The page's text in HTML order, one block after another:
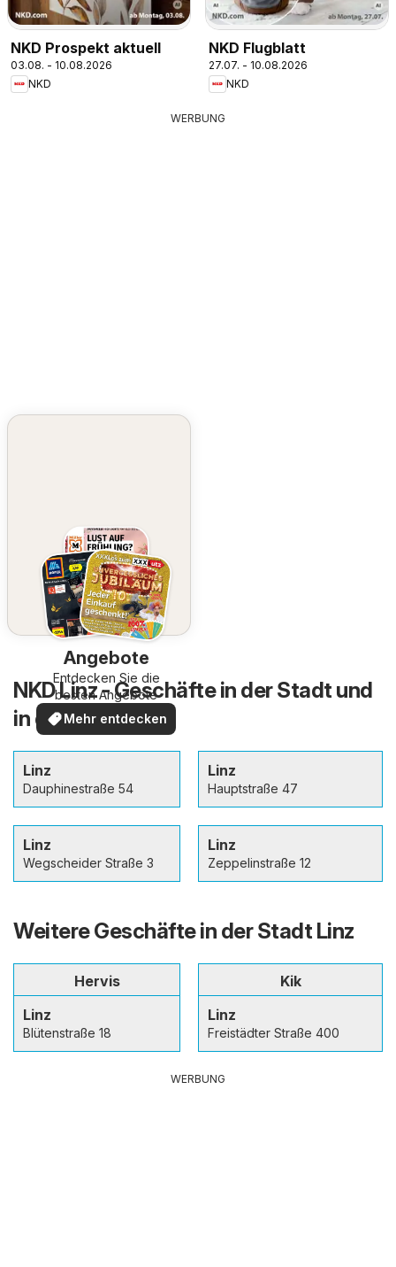
NKD Prospekt aktuell
03.08. - 10.08.2026
NKD
NKD Flugblatt
27.07. - 10.08.2026
NKD
WERBUNG
Angebote
Entdecken Sie die
besten Angebote
Mehr entdecken
NKD Linz - Geschäfte in der Stadt und
in der Umgebung
Linz
Dauphinestraße 54
Linz
Hauptstraße 47
Linz
Wegscheider Straße 3
Linz
Zeppelinstraße 12
Weitere Geschäfte in der Stadt Linz
Hervis
Linz
Blütenstraße 18
Kik
Linz
Freistädter Straße 400
WERBUNG